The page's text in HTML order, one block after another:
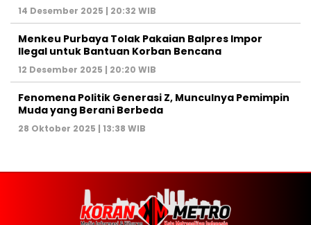
14 Desember 2025 | 20:32 WIB
Menkeu Purbaya Tolak Pakaian Balpres Impor
Ilegal untuk Bantuan Korban Bencana
12 Desember 2025 | 20:20 WIB
Fenomena Politik Generasi Z, Munculnya Pemimpin
Muda yang Berani Berbeda
28 Oktober 2025 | 13:38 WIB